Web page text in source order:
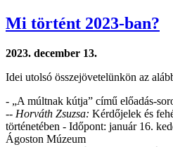
Mi történt 2023-ban?
2023. december 13.
Idei utolsó összejövetelünkön az
- „A múltnak kútja” című előadás-
-- Horváth Zsuzsa: Kérdőjelek és
történetében - Időpont: január 16.
Ágoston Múzeum